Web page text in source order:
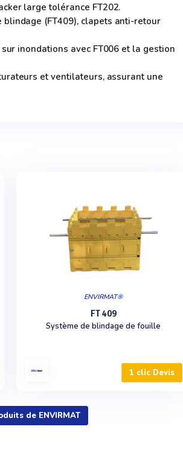
large tolérance FT202.
(FT409), clapets anti-retour
inondations avec FT006 et la gestion
et ventilateurs, assurant une
ENVIRMAT®
FT 409
Système de blindage de fouille
1 clic Devis
de ENVIRMAT